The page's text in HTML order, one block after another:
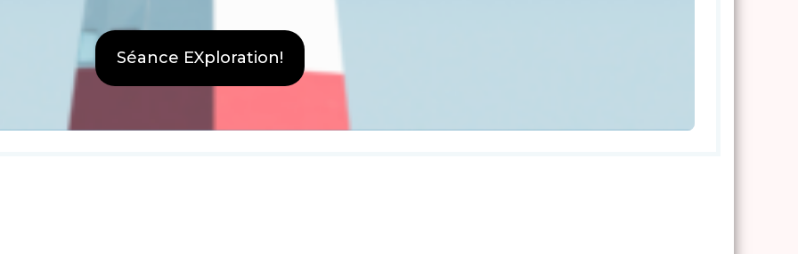
Séance EXploration!